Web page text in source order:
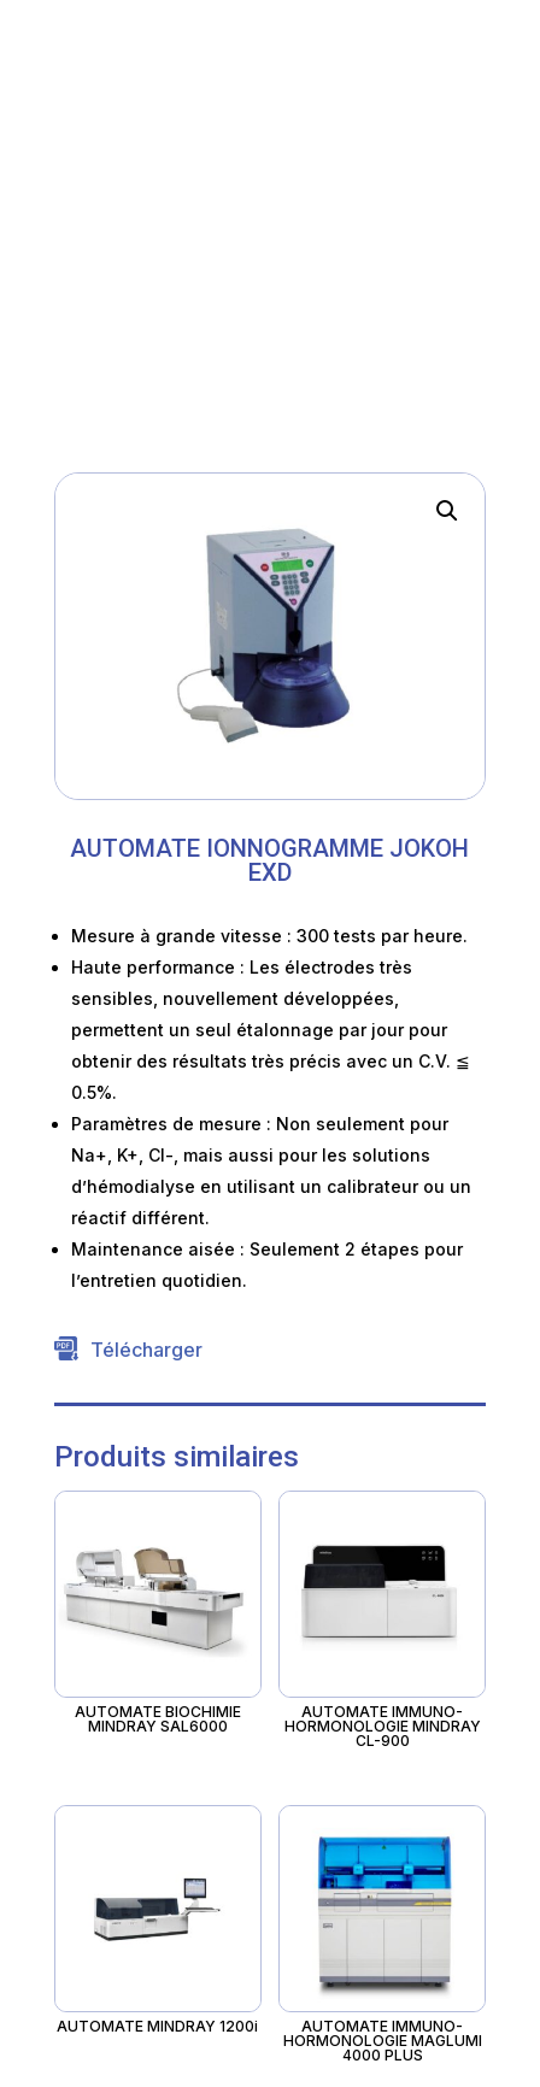
AUTOMATE IONNOGRAMME JOKOH
EXD
Mesure à grande vitesse : 300 tests par heure.
Haute performance : Les électrodes très
sensibles, nouvellement développées,
permettent un seul étalonnage par jour pour
obtenir des résultats très précis avec un C.V. ≦
0.5%.
Paramètres de mesure : Non seulement pour
Na+, K+, Cl-, mais aussi pour les solutions
d’hémodialyse en utilisant un calibrateur ou un
réactif différent.
Maintenance aisée : Seulement 2 étapes pour
l’entretien quotidien.
Télécharger
Produits similaires
AUTOMATE BIOCHIMIE
MINDRAY SAL6000
AUTOMATE IMMUNO-
HORMONOLOGIE MINDRAY
CL-900
AUTOMATE MINDRAY 1200i
AUTOMATE IMMUNO-
HORMONOLOGIE MAGLUMI
4000 PLUS